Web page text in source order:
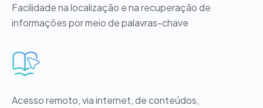
Facilidade na localização e na recuperação de
informações por meio de palavras-chave
Acesso remoto, via internet, de conteúdos,